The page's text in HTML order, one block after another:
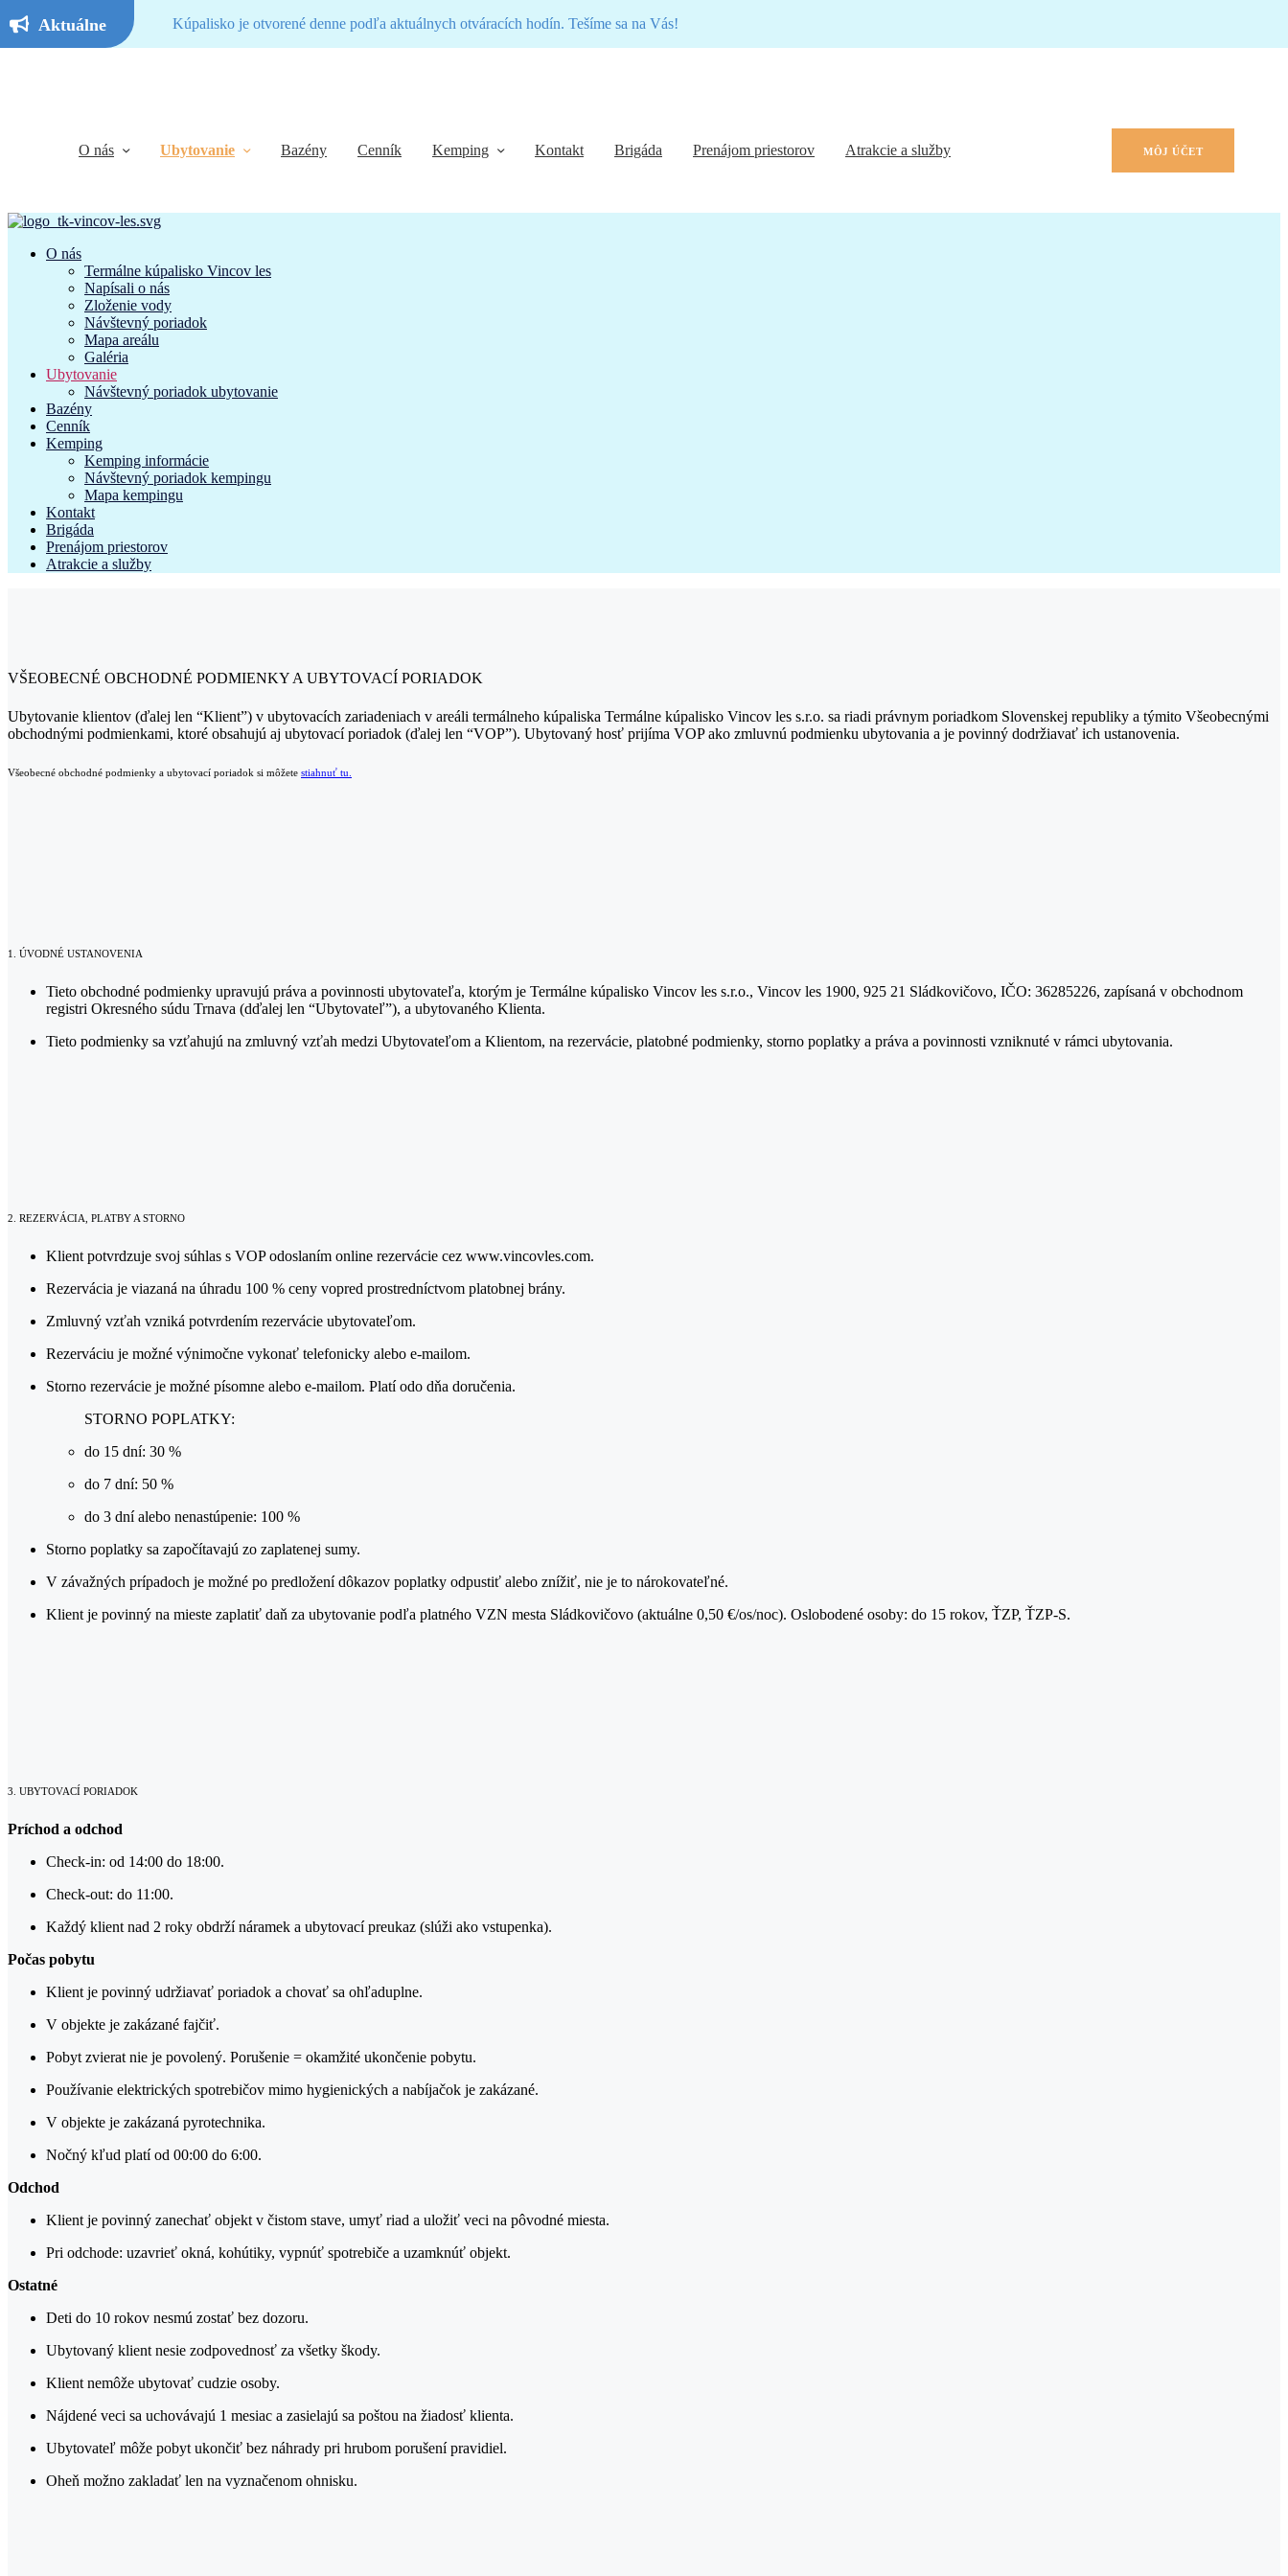
Aktuálne Kúpalisko je otvorené denne podľa aktuálnych otváracích hodín. Tešíme sa na Vás!
O nás Ubytovanie Bazény Cenník Kemping Kontakt Brigáda Prenájom priestorov Atrakcie a služby MÔJ ÚČET
O nás
Termálne kúpalisko Vincov les
Napísali o nás
Zloženie vody
Návštevný poriadok
Mapa areálu
Galéria
Ubytovanie
Návštevný poriadok ubytovanie
Bazény
Cenník
Kemping
Kemping informácie
Návštevný poriadok kempingu
Mapa kempingu
Kontakt
Brigáda
Prenájom priestorov
Atrakcie a služby
VŠEOBECNÉ OBCHODNÉ PODMIENKY A UBYTOVACÍ PORIADOK
Ubytovanie klientov (ďalej len “Klient”) v ubytovacích zariadeniach v areáli termálneho kúpaliska Termálne kúpalisko Vincov les s.r.o. sa riadi právnym poriadkom Slovenskej republiky a týmito Všeobecnými
obchodnými podmienkami, ktoré obsahujú aj ubytovací poriadok (ďalej len “VOP”). Ubytovaný hosť prijíma VOP ako zmluvnú podmienku ubytovania a je povinný dodržiavať ich ustanovenia.
Všeobecné obchodné podmienky a ubytovací poriadok si môžete stiahnuť tu.
1. ÚVODNÉ USTANOVENIA
Tieto obchodné podmienky upravujú práva a povinnosti ubytovateľa, ktorým je Termálne kúpalisko Vincov les s.r.o., Vincov les 1900, 925 21 Sládkovičovo, IČO: 36285226, zapísaná v obchodnom
registri Okresného súdu Trnava (dďalej len “Ubytovateľ”), a ubytovaného Klienta.
Tieto podmienky sa vzťahujú na zmluvný vzťah medzi Ubytovateľom a Klientom, na rezervácie, platobné podmienky, storno poplatky a práva a povinnosti vzniknuté v rámci ubytovania.
2. REZERVÁCIA, PLATBY A STORNO
Klient potvrdzuje svoj súhlas s VOP odoslaním online rezervácie cez www.vincovles.com.
Rezervácia je viazaná na úhradu 100 % ceny vopred prostredníctvom platobnej brány.
Zmluvný vzťah vzniká potvrdením rezervácie ubytovateľom.
Rezerváciu je možné výnimočne vykonať telefonicky alebo e-mailom.
Storno rezervácie je možné písomne alebo e-mailom. Platí odo dňa doručenia.
STORNO POPLATKY:
do 15 dní: 30 %
do 7 dní: 50 %
do 3 dní alebo nenastúpenie: 100 %
Storno poplatky sa započítavajú zo zaplatenej sumy.
V závažných prípadoch je možné po predložení dôkazov poplatky odpustiť alebo znížiť, nie je to nárokovateľné.
Klient je povinný na mieste zaplatiť daň za ubytovanie podľa platného VZN mesta Sládkovičovo (aktuálne 0,50 €/os/noc). Oslobodené osoby: do 15 rokov, ŤZP, ŤZP-S.
3. UBYTOVACÍ PORIADOK
Príchod a odchod
Check-in: od 14:00 do 18:00.
Check-out: do 11:00.
Každý klient nad 2 roky obdrží náramek a ubytovací preukaz (slúži ako vstupenka).
Počas pobytu
Klient je povinný udržiavať poriadok a chovať sa ohľaduplne.
V objekte je zakázané fajčiť.
Pobyt zvierat nie je povolený. Porušenie = okamžité ukončenie pobytu.
Používanie elektrických spotrebičov mimo hygienických a nabíjačok je zakázané.
V objekte je zakázaná pyrotechnika.
Nočný kľud platí od 00:00 do 6:00.
Odchod
Klient je povinný zanechať objekt v čistom stave, umyť riad a uložiť veci na pôvodné miesta.
Pri odchode: uzavrieť okná, kohútiky, vypnúť spotrebiče a uzamknúť objekt.
Ostatné
Deti do 10 rokov nesmú zostať bez dozoru.
Ubytovaný klient nesie zodpovednosť za všetky škody.
Klient nemôže ubytovať cudzie osoby.
Nájdené veci sa uchovávajú 1 mesiac a zasielajú sa poštou na žiadosť klienta.
Ubytovateľ môže pobyt ukončiť bez náhrady pri hrubom porušení pravidiel.
Oheň možno zakladať len na vyznačenom ohnisku.